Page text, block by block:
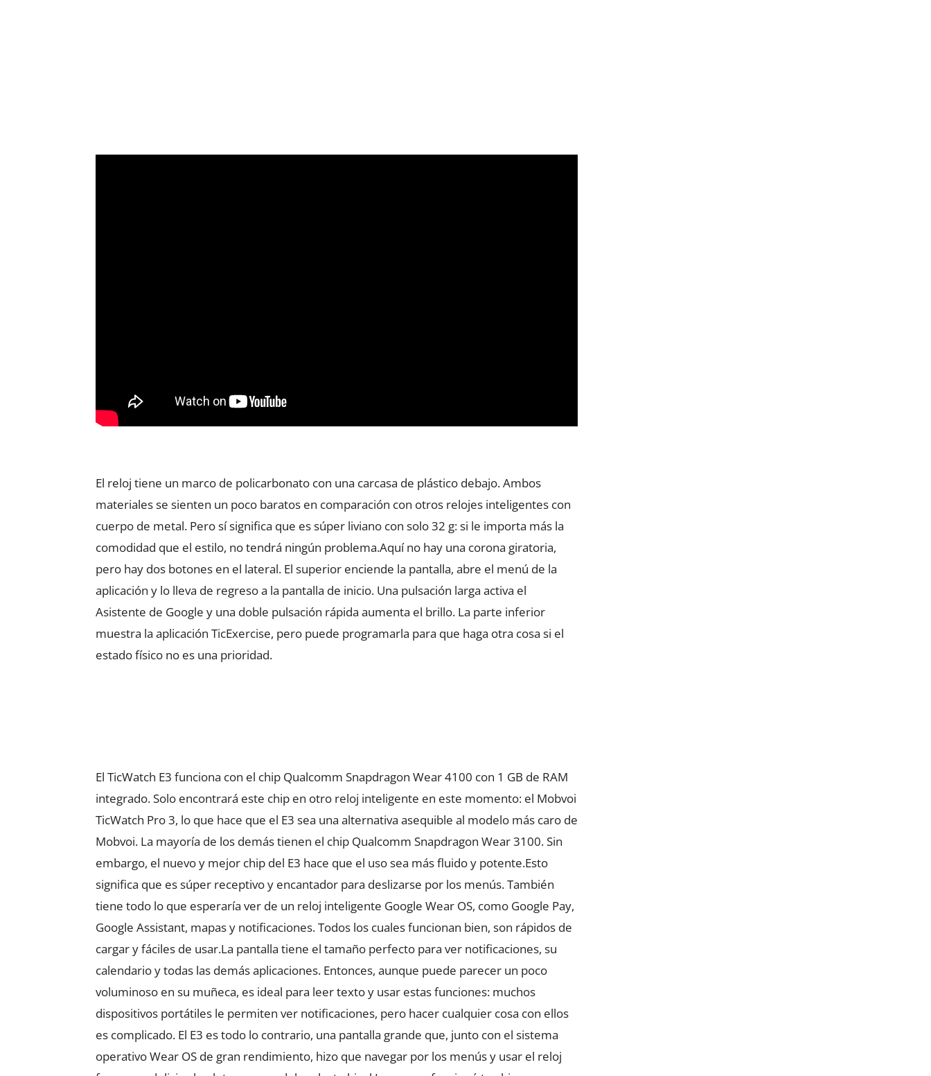
El reloj tiene un marco de policarbonato con una carcasa de plástico debajo. Ambos
materiales se sienten un poco baratos en comparación con otros relojes inteligentes con
cuerpo de metal. Pero sí significa que es súper liviano con solo 32 g: si le importa más la
comodidad que el estilo, no tendrá ningún problema.Aquí no hay una corona giratoria,
pero hay dos botones en el lateral. El superior enciende la pantalla, abre el menú de la
aplicación y lo lleva de regreso a la pantalla de inicio. Una pulsación larga activa el
Asistente de Google y una doble pulsación rápida aumenta el brillo. La parte inferior
muestra la aplicación TicExercise, pero puede programarla para que haga otra cosa si el
estado físico no es una prioridad.
El TicWatch E3 funciona con el chip Qualcomm Snapdragon Wear 4100 con 1 GB de RAM
integrado. Solo encontrará este chip en otro reloj inteligente en este momento: el Mobvoi
TicWatch Pro 3, lo que hace que el E3 sea una alternativa asequible al modelo más caro de
Mobvoi. La mayoría de los demás tienen el chip Qualcomm Snapdragon Wear 3100. Sin
embargo, el nuevo y mejor chip del E3 hace que el uso sea más fluido y potente.Esto
significa que es súper receptivo y encantador para deslizarse por los menús. También
tiene todo lo que esperaría ver de un reloj inteligente Google Wear OS, como Google Pay,
Google Assistant, mapas y notificaciones. Todos los cuales funcionan bien, son rápidos de
cargar y fáciles de usar.La pantalla tiene el tamaño perfecto para ver notificaciones, su
calendario y todas las demás aplicaciones. Entonces, aunque puede parecer un poco
voluminoso en su muñeca, es ideal para leer texto y usar estas funciones: muchos
dispositivos portátiles le permiten ver notificaciones, pero hacer cualquier cosa con ellos
es complicado. El E3 es todo lo contrario, una pantalla grande que, junto con el sistema
operativo Wear OS de gran rendimiento, hizo que navegar por los menús y usar el reloj